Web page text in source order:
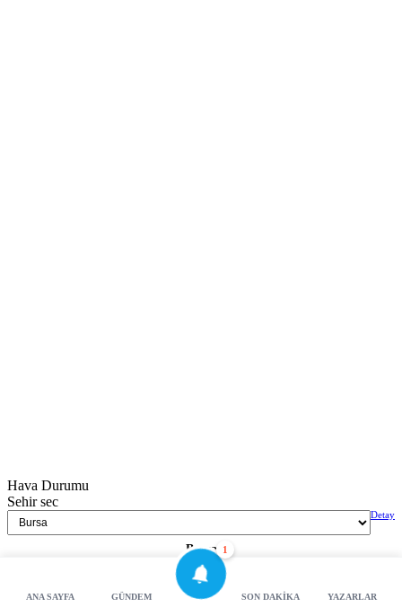
ANA SAYFA GÜNDEM
1
SON DAKIKA YAZARLAR
Hava Durumu
Sehir sec
Detay
Bursa
31C